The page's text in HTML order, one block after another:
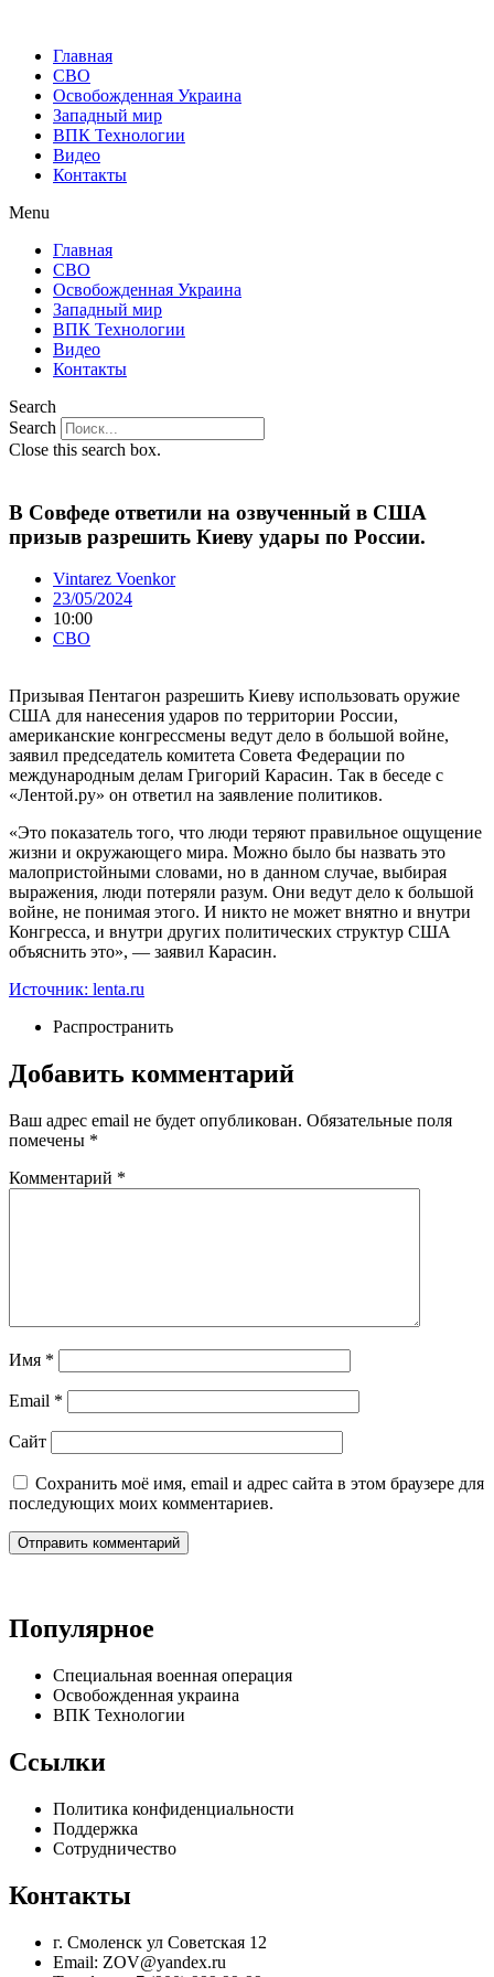
Главная
СВО
Освобожденная Украина
Западный мир
ВПК Технологии
Видео
Контакты
Menu
Главная
СВО
Освобожденная Украина
Западный мир
ВПК Технологии
Видео
Контакты
Search
Search
Close this search box.
В Совфеде ответили на озвученный в США
призыв разрешить Киеву удары по России.
Vintarez Voenkor
23/05/2024
10:00
СВО
Призывая Пентагон разрешить Киеву использовать оружие
США для нанесения ударов по территории России,
американские конгрессмены ведут дело в большой войне,
заявил председатель комитета Совета Федерации по
международным делам Григорий Карасин. Так в беседе с
«Лентой.ру» он ответил на заявление политиков.
«Это показатель того, что люди теряют правильное ощущение
жизни и окружающего мира. Можно было бы назвать это
малопристойными словами, но в данном случае, выбирая
выражения, люди потеряли разум. Они ведут дело к большой
войне, не понимая этого. И никто не может внятно и внутри
Конгресса, и внутри других политических структур США
объяснить это», — заявил Карасин.
Источник: lenta.ru
Распространить
Добавить комментарий
Ваш адрес email не будет опубликован. Обязательные поля
помечены *
Комментарий *
Имя *
Email *
Сайт
Сохранить моё имя, email и адрес сайта в этом браузере для
последующих моих комментариев.
Популярное
Специальная военная операция
Освобожденная украина
ВПК Технологии
Ссылки
Политика конфиденциальности
Поддержка
Сотрудничество
Контакты
г. Смоленск ул Советская 12
Email: ZOV@yandex.ru